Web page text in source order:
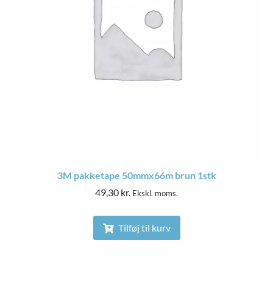
3M pakketape 50mmx66m brun 1stk
49,30 kr. Ekskl. moms.
Tilføj til kurv